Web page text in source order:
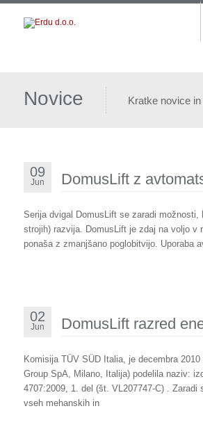
Novice Kratke novice
09
Jun DomusLift z
Serija dvigal DomusLift se zaradi
strojih) razvija. DomusLift je zdaj na voljo
ponaša z zmanjšano poglobitvijo. Uporaba
02
Jun DomusLift razred
Komisija TÜV SÜD Italia, je decembra
Group SpA, Milano, Italija) podelila naziv:
4707:2009, 1. del (št. VL207747-C) .
vseh mehanskih in